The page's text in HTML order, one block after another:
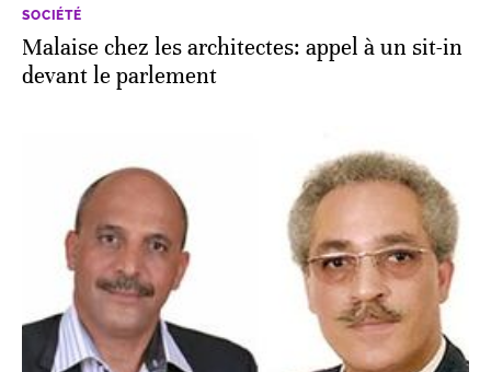
SOCIÉTÉ
Malaise chez les architectes: appel à un sit-in
devant le parlement